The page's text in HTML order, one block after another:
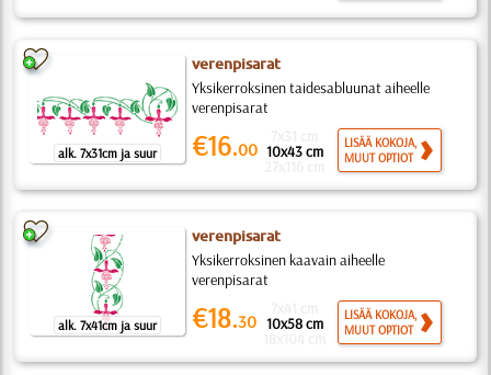
alk. 7x31cm ja suur
verenpisarat
Yksikerroksinen taidesabluunat aiheelle
verenpisarat
€16.00 10x43 cm
LISÄÄ KOKOJA,
MUUT OPTIOT
alk. 7x41cm ja suur
verenpisarat
Yksikerroksinen kaavain aiheelle
verenpisarat
€18.30 10x58 cm
LISÄÄ KOKOJA,
MUUT OPTIOT